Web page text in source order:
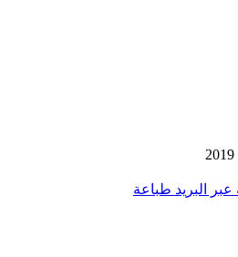
البريد طباعة